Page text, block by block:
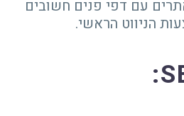
עם דפי פנים חשובים
הניווט הראשי.
: